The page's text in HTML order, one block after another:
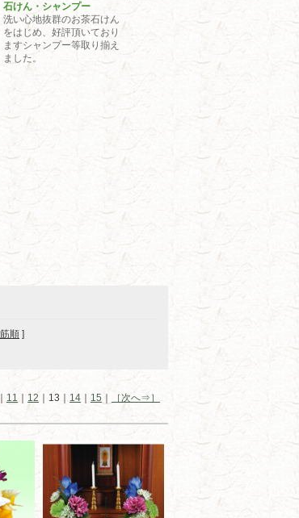
石けん・シャンプー
洗い心地抜群のお茶石けん
をはじめ、好評頂いており
ますシャンプー等取り揃え
ました。
順 ]
11 12 ｜13｜ 14 15 ［次へ⇒］